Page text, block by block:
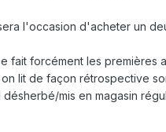
l'occasion d'acheter un
fait forcément les premières
lit de façon rétrospective
mis en magasin